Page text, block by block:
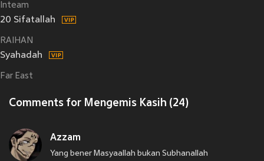
Inteam
20 Sifatallah
RAIHAN
Syahadah
Far East
Comments for Mengemis Kasih (24)
Azzam
Yang bener Masyaallah bukan Subhanallah